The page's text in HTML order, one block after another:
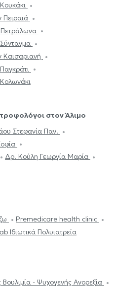
Πειραιά
Πετράλωνα
Καισαριανή
στον Άλιμο
Στεφανία Παν.
Δρ. Κούλη Γεωργία Μαρία
Premedicare health clinic
Ιδιωτικά Πολυιατρεία
- Ψυχογενής Ανορεξία